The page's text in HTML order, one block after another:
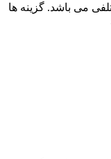
می باشد. گزینه ها